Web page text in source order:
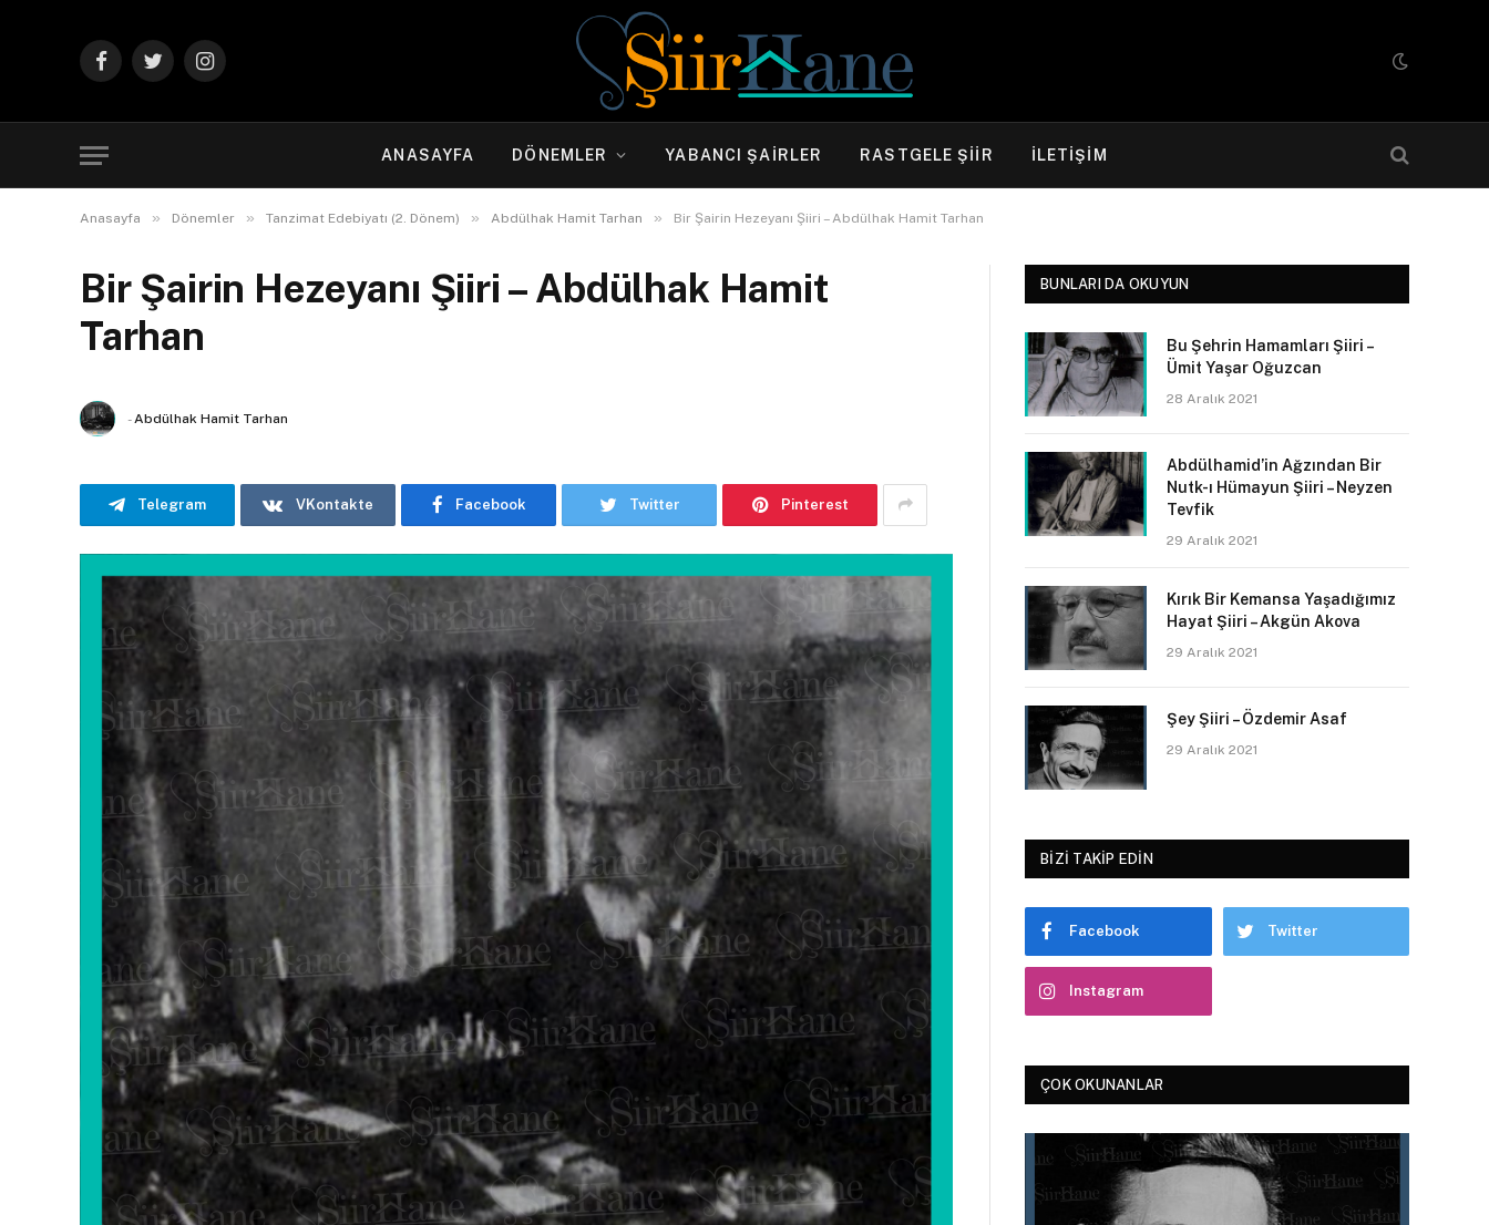
FacebookTwitterInstagram
ANASAYFA DÖNEMLER YABANCI ŞAIRLER RASTGELE ŞIIR İLETIŞIM
Anasayfa » Dönemler » Tanzimat Edebiyatı (2. Dönem) » Abdülhak Hamit Tarhan » Bir Şairin Hezeyanı Şiiri – Abdülhak Hamit Tarhan
Bir Şairin Hezeyanı Şiiri – Abdülhak Hamit
Tarhan
- Abdülhak Hamit Tarhan
Telegram VKontakte Facebook Twitter Pinterest
BUNLARI DA OKUYUN
Bu Şehrin Hamamları Şiiri –
Ümit Yaşar Oğuzcan
28 Aralık 2021
Abdülhamid’in Ağzından Bir
Nutk-ı Hümayun Şiiri – Neyzen
Tevfik
29 Aralık 2021
Kırık Bir Kemansa Yaşadığımız
Hayat Şiiri – Akgün Akova
29 Aralık 2021
Şey Şiiri – Özdemir Asaf
29 Aralık 2021
BIZI TAKIP EDIN
Facebook Twitter
Instagram
ÇOK OKUNANLAR